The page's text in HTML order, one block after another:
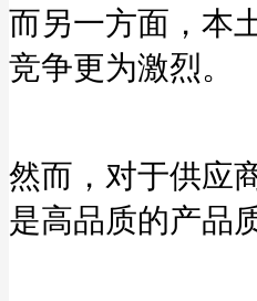
而另一方面，本
竞争更为激烈。
然而，对于供应
是高品质的产品